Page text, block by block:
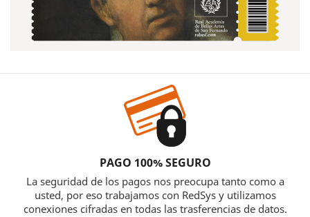
PAGO 100% SEGURO
La seguridad de los pagos nos preocupa tanto como a
usted, por eso trabajamos con RedSys y utilizamos
conexiones cifradas en todas las trasferencias de datos.